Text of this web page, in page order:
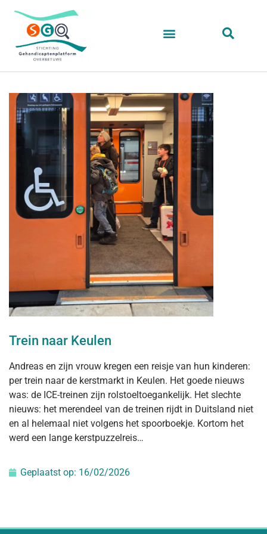
Trein naar Keulen
Andreas en zijn vrouw kregen een reisje van hun kinderen:
per trein naar de kerstmarkt in Keulen. Het goede nieuws
was: de ICE-treinen zijn rolstoeltoegankelijk. Het slechte
nieuws: het merendeel van de treinen rijdt in Duitsland niet
en al helemaal niet volgens het spoorboekje. Kortom het
werd een lange kerstpuzzelreis…
Geplaatst op: 16/02/2026